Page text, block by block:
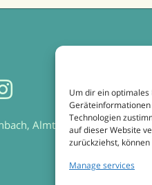
Um dir ein optimales
Technologien
auf dieser Website
zurückziehst,
Manage services
Almtal